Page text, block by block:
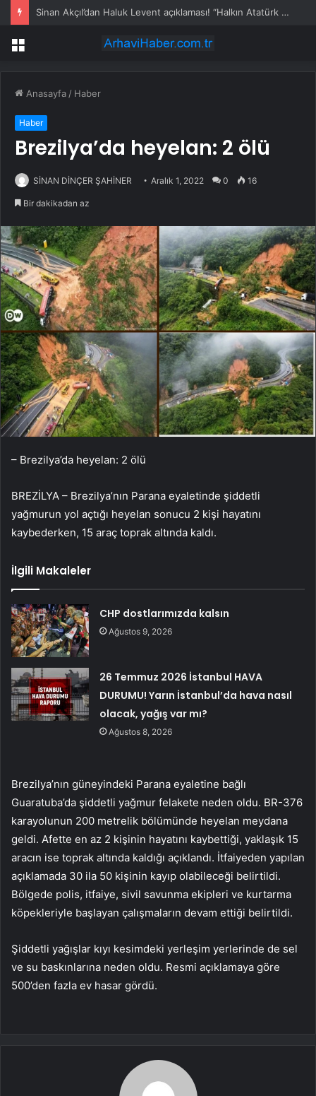
Sinan Akçıl’dan Haluk Levent açıklaması! “Halkın Atatürk zaafını kullandı”
Menü
Anasayfa / Haber
Haber
Brezilya’da heyelan: 2 ölü
SİNAN DİNÇER ŞAHİNER Aralık 1, 2022 0 16
Bir dakikadan az
– Brezilya’da heyelan: 2 ölü
BREZİLYA – Brezilya’nın Parana eyaletinde şiddetli
yağmurun yol açtığı heyelan sonucu 2 kişi hayatını
kaybederken, 15 araç toprak altında kaldı.
İlgili Makaleler
CHP dostlarımızda kalsın
Ağustos 9, 2026
26 Temmuz 2026 İstanbul HAVA
DURUMU! Yarın İstanbul’da hava nasıl
olacak, yağış var mı?
Ağustos 8, 2026
Brezilya’nın güneyindeki Parana eyaletine bağlı
Guaratuba’da şiddetli yağmur felakete neden oldu. BR-376
karayolunun 200 metrelik bölümünde heyelan meydana
geldi. Afette en az 2 kişinin hayatını kaybettiği, yaklaşık 15
aracın ise toprak altında kaldığı açıklandı. İtfaiyeden yapılan
açıklamada 30 ila 50 kişinin kayıp olabileceği belirtildi.
Bölgede polis, itfaiye, sivil savunma ekipleri ve kurtarma
köpekleriyle başlayan çalışmaların devam ettiği belirtildi.
Şiddetli yağışlar kıyı kesimdeki yerleşim yerlerinde de sel
ve su baskınlarına neden oldu. Resmi açıklamaya göre
500’den fazla ev hasar gördü.